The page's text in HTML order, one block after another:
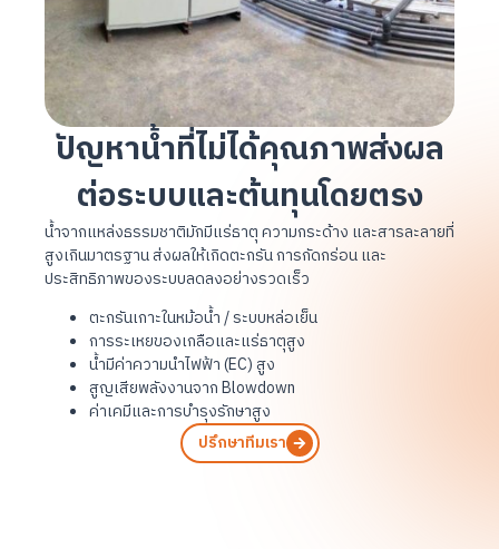
ปัญหาน้ำที่ไม่ได้คุณภาพส่งผล
ต่อระบบและต้นทุนโดยตรง
น้ำจากแหล่งธรรมชาติมักมีแร่ธาตุ ความกระด้าง และสารละลายที่
สูงเกินมาตรฐาน ส่งผลให้เกิดตะกรัน การกัดกร่อน และ
ประสิทธิภาพของระบบลดลงอย่างรวดเร็ว
ตะกรันเกาะในหม้อน้ำ / ระบบหล่อเย็น
การระเหยของเกลือและแร่ธาตุสูง
น้ำมีค่าความนำไฟฟ้า (EC) สูง
สูญเสียพลังงานจาก Blowdown
ค่าเคมีและการบำรุงรักษาสูง
ปรึกษาทีมเรา